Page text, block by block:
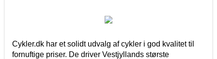
Cykler.dk har et solidt udvalg af cykler i god kvalitet til
fornuftige priser. De driver Vestjyllands største